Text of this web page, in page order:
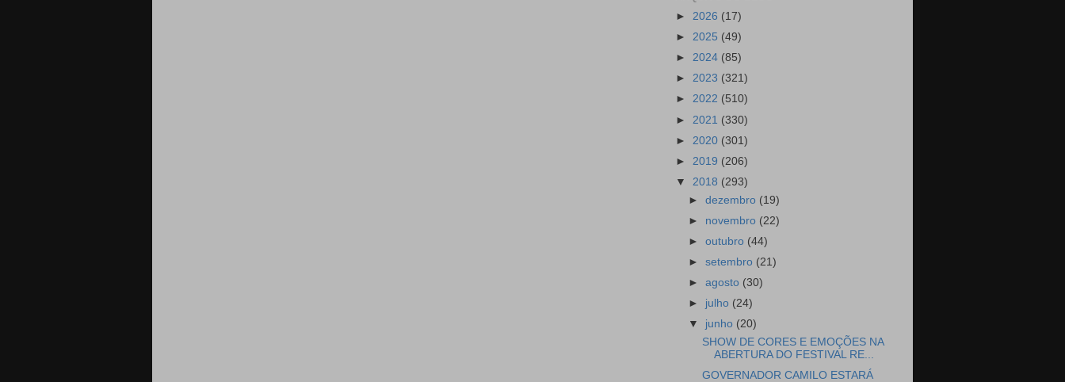
► 2026 (17)
► 2025 (49)
► 2024 (85)
► 2023 (321)
► 2022 (510)
► 2021 (330)
► 2020 (301)
► 2019 (206)
▼ 2018 (293)
►dezembro (19)
► novembro (22)
►outubro (44)
►setembro (21)
►agosto (30)
► julho (24)
▼ junho (20)
SHOW DE CORES E EMOÇÕES NA
ABERTURA DO FESTIVAL RE...
GOVERNADOR CAMILO ESTARÁ